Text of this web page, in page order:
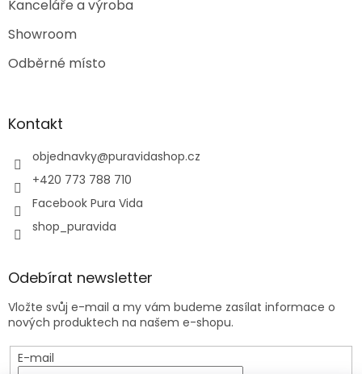
Kanceláře a výroba
Showroom
Odběrné místo
Kontakt
objednavky@puravidashop.cz
+420 773 788 710
Facebook Pura Vida
shop_puravida
Odebírat newsletter
Vložte svůj e-mail a my vám budeme zasílat informace o
nových produktech na našem e-shopu.
E-mail